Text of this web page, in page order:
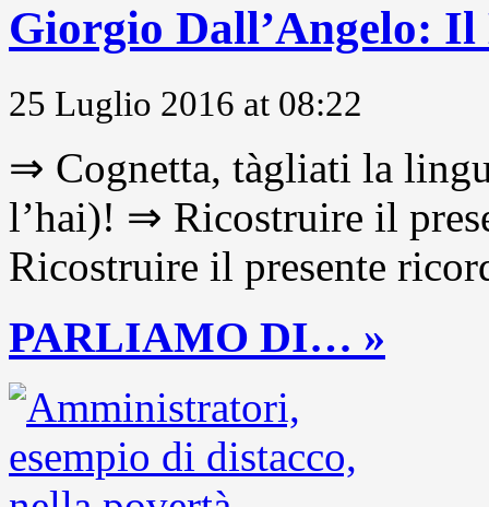
Giorgio Dall’Angelo:
25 Luglio 2016 at 08:22
⇒ Cognetta, tàgliati la
l’hai)! ⇒ Ricostruire il
Ricostruire il presente
PARLIAMO DI… »